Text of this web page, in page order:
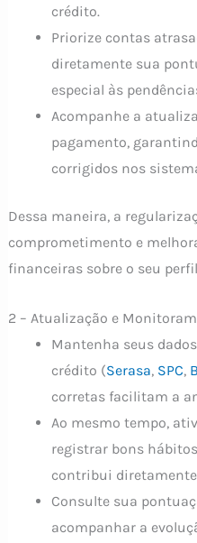
crédito.
Priorize contas
diretamente sua
especial às
Acompanhe a
pagamento,
corrigidos nos
Dessa maneira, a
comprometimento e
financeiras sobre o seu
2 – Atualização e
Mantenha seus
crédito (Serasa, SPC,
corretas facilitam a
Ao mesmo tempo,
registrar bons
contribui
Consulte sua
acompanhar a